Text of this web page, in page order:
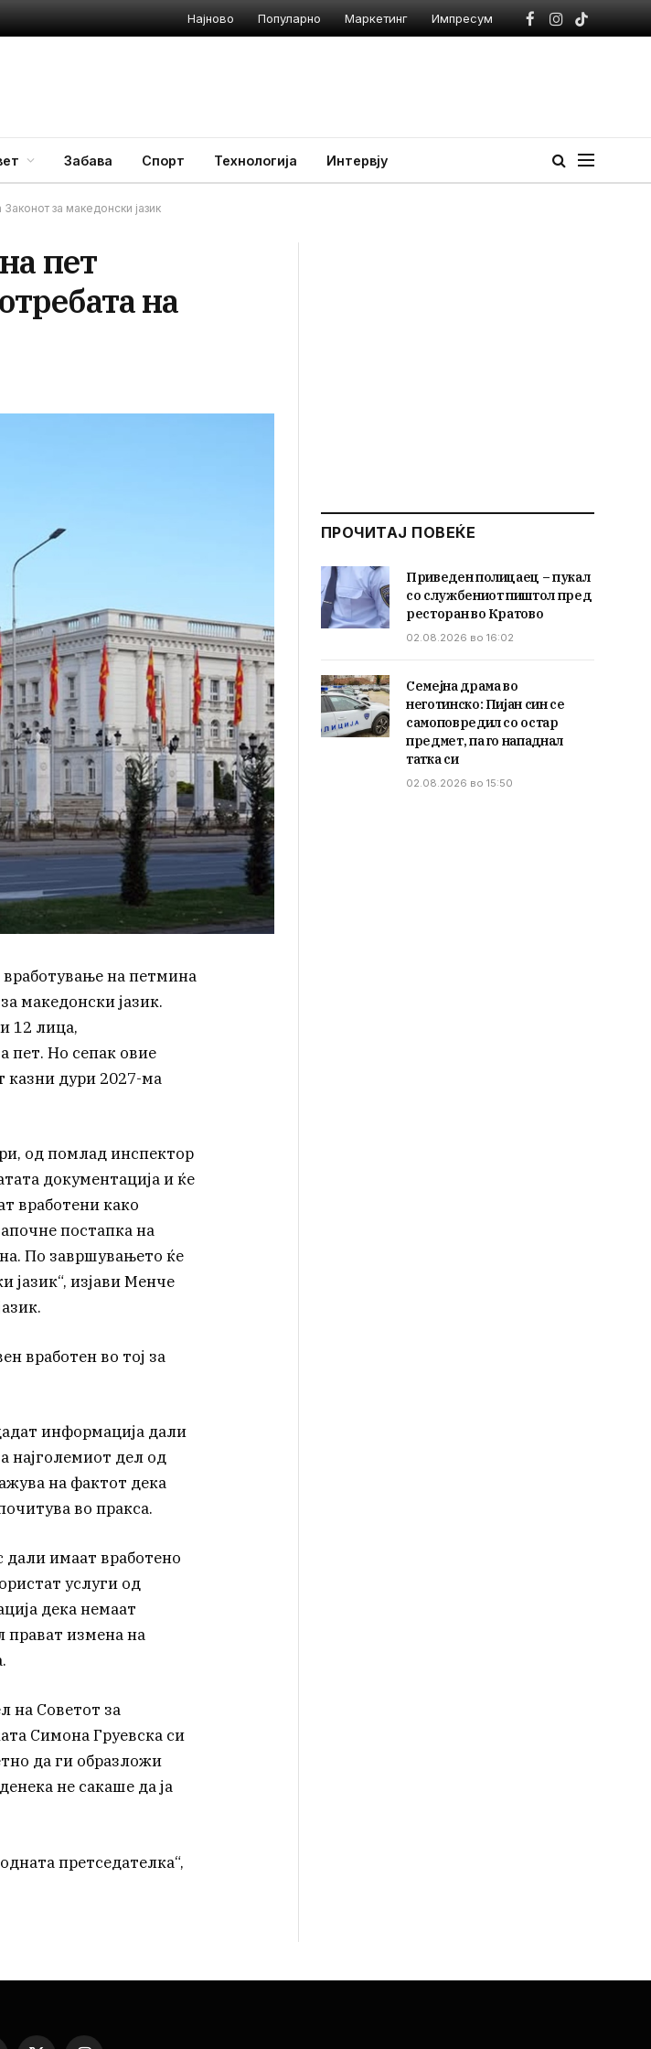
Најново Популарно Маркетинг Импресум
Facebook
Instagram
TikTok
Забава Спорт Технологија Интервју
за македонски јазик
пет
на
на петмина
македонски јазик.
12 лица,
пет. Но сепак овие
казни дури 2027-ма
од помлад инспектор
документација и ќе
вработени како
постапка на
По завршувањето ќе
јазик“, изјави Менче
вработен во тој за
информација дали
најголемиот дел од
на фактот дека
во пракса.
дали имаат вработено
услуги од
дека немаат
прават измена на
на Советот за
Симона Груевска си
да ги образложи
не сакаше да ја
претседателка“,
ПРОЧИТАЈ ПОВЕЌЕ
Приведен полицаец – пукал
со службениот пиштол пред
ресторан во Кратово
02.08.2026 во 16:02
Семејна драма во
неготинско: Пијан син се
самоповредил со остар
предмет, па го нападнал
татка си
02.08.2026 во 15:50